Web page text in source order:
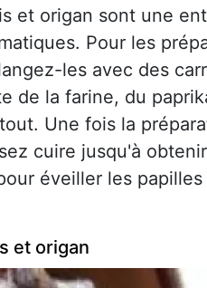
et origan sont une
Pour les
les avec des
de la farine, du
Une fois la
cuire jusqu'à
éveiller les
et origan